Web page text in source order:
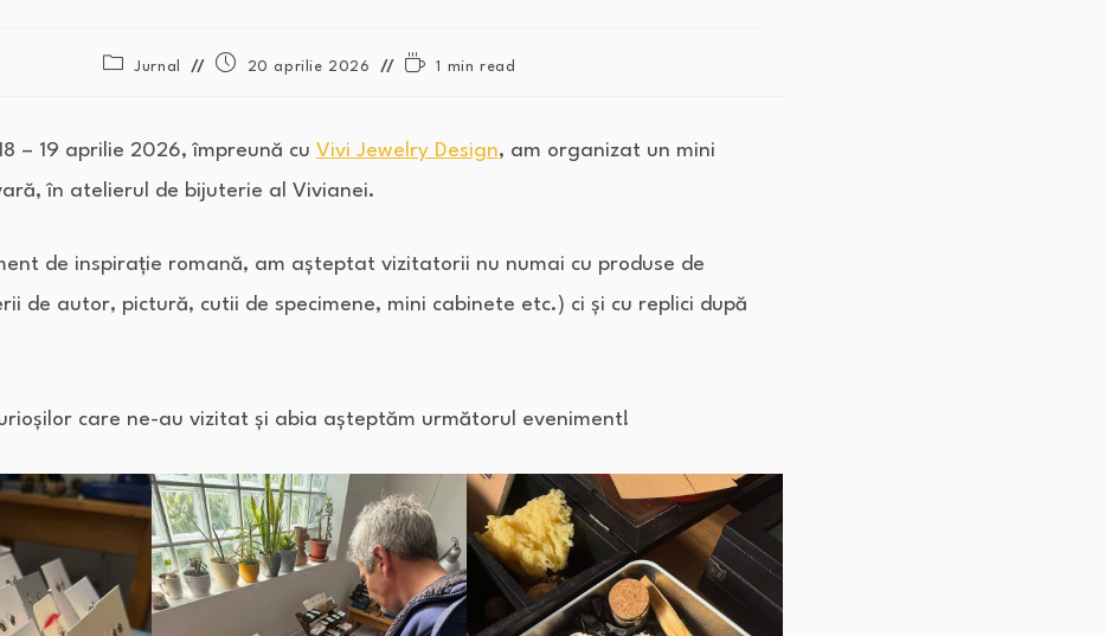
Jurnal 20 aprilie 2026 1 min read
– 19 aprilie 2026, împreună cu Vivi Jewelry Design, am organizat un mini
în atelierul de bijuterie al Vivianei.
de inspirație romană, am așteptat vizitatorii nu numai cu produse de
de autor, pictură, cutii de specimene, mini cabinete etc.) ci și cu replici după
care ne-au vizitat și abia așteptăm următorul eveniment!